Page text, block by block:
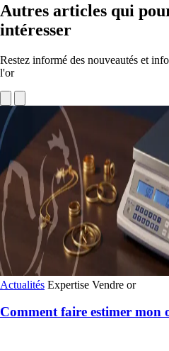
Autres articles qui
intéresser
Restez informé des nouveautés et
l'or
Actualités Expertise Vendre or
Comment faire estimer mon